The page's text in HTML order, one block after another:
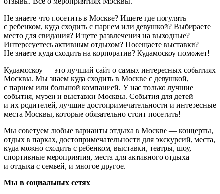
Не знаете что посетить в Москве? Ищете где погулять
с ребенком, куда сходить с парнем или девушкой? Выбираете
место для свидания? Ищете развлечения на выходные?
Интересуетесь активным отдыхом? Посещаете выставки?
Не знаете куда сходить на корпоратив? Кудамоскоу поможет!
Кудамоскоу — это лучший сайт о самых интересных событиях
Москвы. Мы знаем куда сходить в Москве с девушкой,
с парнем или большой компанией. У нас только лучшие
события, музеи и выставки Москвы. События для детей
и их родителей, лучшие достопримечательности и интересные
места Москвы, которые обязательно стоит посетить!
Мы советуем любые варианты отдыха в Москве — концерты,
отдых в парках, достопримечательности для экскурсий, места,
куда можно сходить с ребенком, выставки, театры, шоу,
спортивные мероприятия, места для активного отдыха
и отдыха с семьей, и многое другое.
Мы в социальных сетях